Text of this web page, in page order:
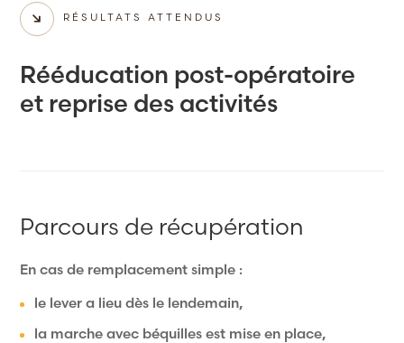
RÉSULTATS ATTENDUS
Rééducation post-opératoire
et reprise des activités
Parcours de récupération
En cas de remplacement simple :
le lever a lieu dès le lendemain,
la marche avec béquilles est mise en place,